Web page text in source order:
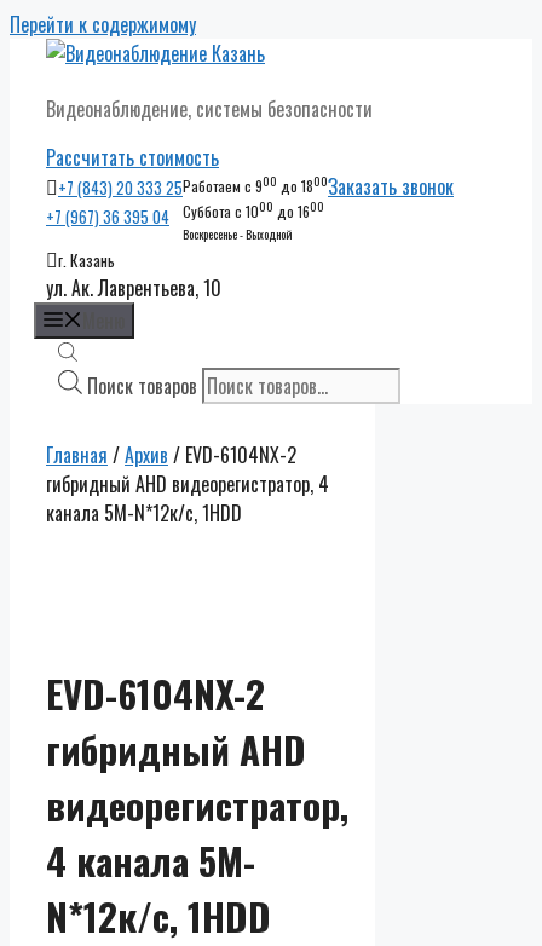
Перейти к содержимому
Видеонаблюдение, системы безопасности
Рассчитать стоимость
+7 (843) 20 333 25
+7 (967) 36 395 04
Работаем с 900 до 1800
Суббота с 1000 до 1600
Воскресенье - Выходной
Заказать звонок
г. Казань
ул. Ак. Лаврентьева, 10
Поиск товаров
Главная /Архив / EVD-6104NX-2
гибридный AHD видеорегистратор, 4
канала 5M-N*12к/с, 1HDD
EVD-6104NX-2
гибридный AHD
видеорегистратор,
4 канала 5M-
N*12к/с, 1HDD